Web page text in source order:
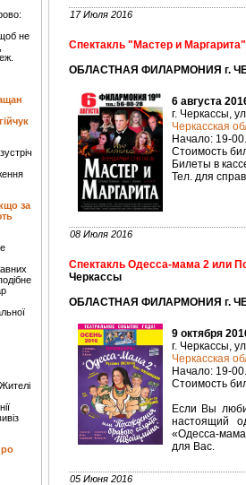
не
за
17 Июля 2016
Спектакль "Мастер и Маргарита"
ОБЛАСТНАЯ ФИЛАРМОНИЯ г.
6 августа
г. Черкассы,
Черкасская
Начало: 19-00.
Стоимость
Билеты в
Тел. для
08 Июля 2016
Спектакль Одесса-мама 2 или
Черкассы
ОБЛАСТНАЯ ФИЛАРМОНИЯ г.
9 октября
г. Черкассы,
Черкасская
Начало: 19-00.
Стоимость
Если Вы
настоящий
«Одесса-
для Вас.
05 Июня 2016